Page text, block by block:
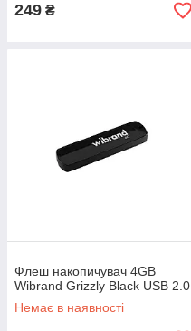
249 ₴
Флеш накопичувач 4GB
Wibrand Grizzly Black USB 2.0
Немає в наявності